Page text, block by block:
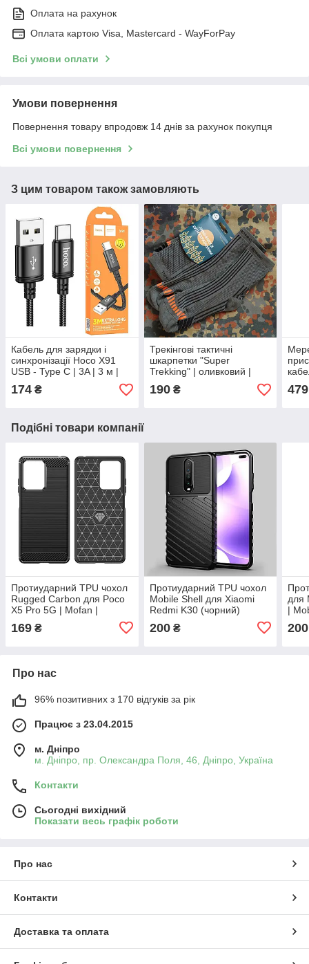
Оплата на рахунок
Оплата картою Visa, Mastercard - WayForPay
Всі умови оплати
Умови повернення
Повернення товару впродовж 14 днів за рахунок покупця
Всі умови повернення
З цим товаром також замовляють
Кабель для зарядки і
синхронізації Hoco X91
USB - Type C | 3A | 3 м |
174 ₴
Трекінгові тактичні
шкарпетки "Super
Trekking" | оливковий |
демісезонні | середні | 25 /
M / 38-40
190₴ 479
Подібні товари компанії
Протиударний TPU чохол
Rugged Carbon для Poco
X5 Pro 5G | Mofan |
169 ₴
Протиударний TPU чохол
Mobile Shell для Xiaomi
Redmi K30 (чорний)
200₴
для
|
200
Про нас
96% позитивних з 170 відгуків за рік
Працює з 23.04.2015
м. Дніпро
м. Дніпро, пр. Олександра Поля, 46, Дніпро, Україна
Контакти
Сьогодні вихідний
Показати весь графік роботи
Про нас
Контакти
Доставка та оплата